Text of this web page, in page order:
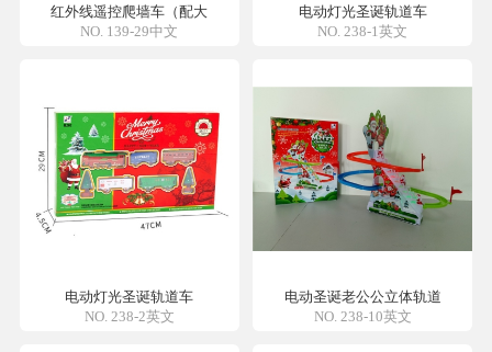
红外线遥控爬墙车（配大
NO. 139-29中文
电动灯光圣诞轨道车
NO. 238-1英文
电动灯光圣诞轨道车
NO. 238-2英文
电动圣诞老公公立体轨道
NO. 238-10英文